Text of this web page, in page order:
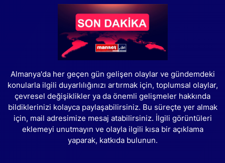
Almanya'da her geçen gün gelişen olaylar ve gündemdeki
konularla ilgili duyarlılığınızı artırmak için, toplumsal olaylar,
çevresel değişiklikler ya da önemli gelişmeler hakkında
bildiklerinizi kolayca paylaşabilirsiniz. Bu süreçte yer almak
için, mail adresimize mesaj atabilirsiniz. İlgili görüntüleri
eklemeyi unutmayın ve olayla ilgili kısa bir açıklama
yaparak, katkıda bulunun.